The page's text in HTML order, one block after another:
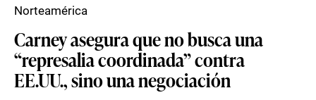
Carney asegura que no busca una
“represalia coordinada” contra
EE.UU., sino una negociación
Norteamérica